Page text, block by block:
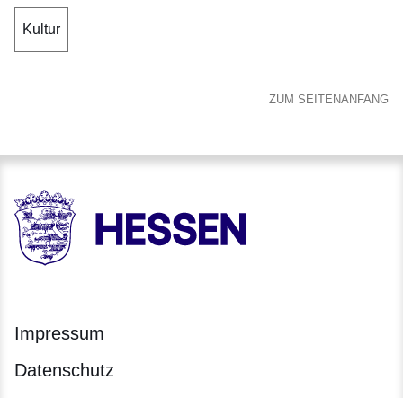
Kultur
ZUM SEITENANFANG
HESSEN - Hessische Landesregierung
Impressum
Datenschutz